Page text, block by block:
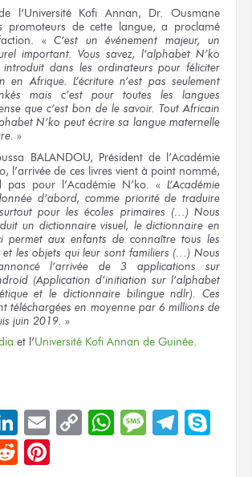
l’Université Kofi Annan, Dr. Ousmane
promoteurs de cette langue, a proclamé
« C’est un événement majeur, un
important. Vous savez, l’alphabet N’ko
dans les ordinateurs pour féliciter
en Afrique. L’écriture n’est pas seulement
mais c’est pour toutes les langues
que c’est bon de le savoir. Tout Africain
N’ko peut écrire sa langue maternelle
»
BALANDOU, Président de l’Académie
l’arrivée de ces livres vient à point nommé,
pas pour l’Académie N’ko. « L’Académie
d’abord, comme priorité de traduire
pour les écoles primaires (…) Nous
un dictionnaire visuel, le dictionnaire en
permet aux enfants de connaître tous les
et les objets qui leur sont familiers (…) Nous
l’arrivée de 3 applications sur
(Application d’initiation sur l’alphabet
et le dictionnaire bilingue ndlr). Ces
téléchargées en moyenne par 6 millions de
juin 2019. »
et l’Université Kofi Annan de Guinée.
LinkedIn
EmailCopyWhatsApp
Message
Reddit